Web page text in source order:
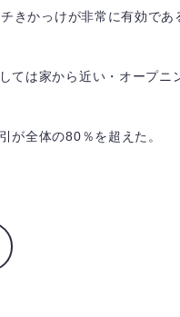
きかっけが非常に有効であ
ては家から近い・オープニ
が全体の80％を超えた。